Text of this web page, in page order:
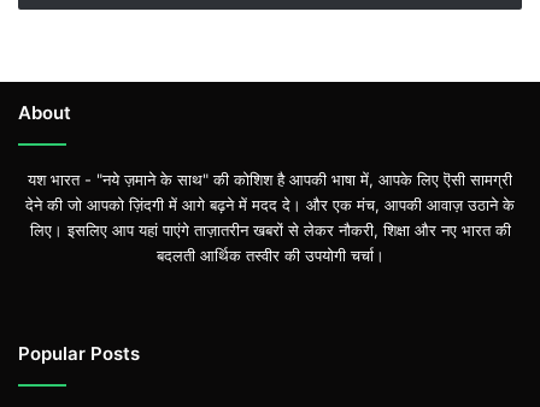
About
यश भारत - "नये ज़माने के साथ" की कोशिश है आपकी भाषा में, आपके लिए ऎसी सामग्री
देने की जो आपको ज़िंदगी में आगे बढ़ने में मदद दे। और एक मंच, आपकी आवाज़ उठाने के
लिए। इसलिए आप यहां पाएंगे ताज़ातरीन खबरों से लेकर नौकरी, शिक्षा और नए भारत की
बदलती आर्थिक तस्वीर की उपयोगी चर्चा।
Popular Posts